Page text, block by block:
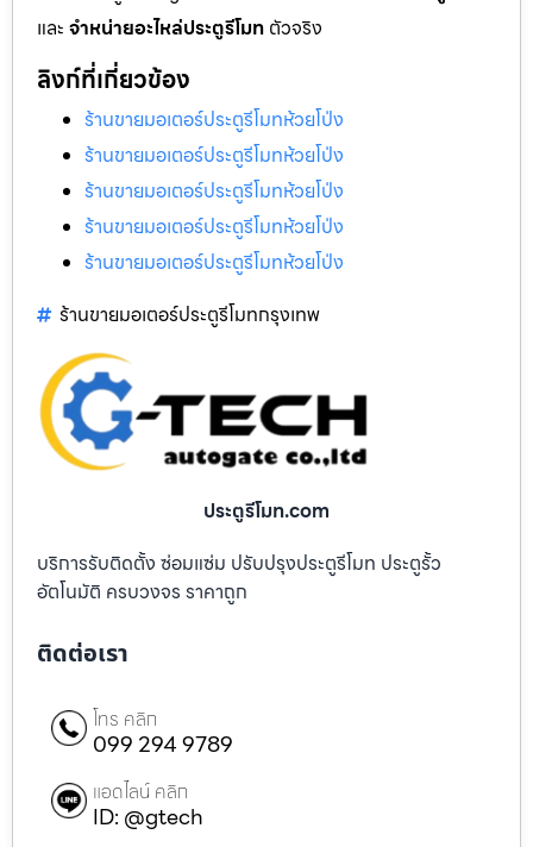
และ จำหน่ายอะไหล่ประตูรีโมท ตัวจริง
ลิงก์ที่เกี่ยวข้อง
ร้านขายมอเตอร์ประตูรีโมทห้วยโป่ง
ร้านขายมอเตอร์ประตูรีโมทห้วยโป่ง
ร้านขายมอเตอร์ประตูรีโมทห้วยโป่ง
ร้านขายมอเตอร์ประตูรีโมทห้วยโป่ง
ร้านขายมอเตอร์ประตูรีโมทห้วยโป่ง
ร้านขายมอเตอร์ประตูรีโมทกรุงเทพ
ประตูรีโมท.com
บริการรับติดตั้ง ซ่อมแซ่ม ปรับปรุงประตูรีโมท ประตูรั้ว
อัตโนมัติ ครบวงจร ราคาถูก
ติดต่อเรา
โทร คลิก
099 294 9789
แอดไลน์ คลิก
ID: @gtech